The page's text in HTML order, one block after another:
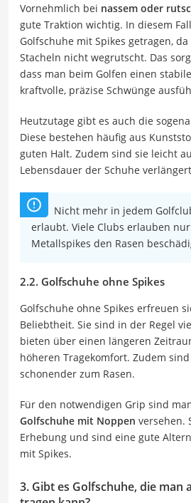
Vornehmlich bei nassem oder
gute Traktion wichtig. In diesem
Golfschuhe mit Spikes getragen,
Stacheln nicht wegrutscht. Das
dass man beim Golfen einen
kraftvolle, präzise Schwünge
Heutzutage gibt es auch die
Diese bestehen häufig aus
guten Halt. Zudem sind sie leicht
Lebensdauer der Schuhe
Nicht mehr in jedem
erlaubt. Viele Clubs erlauben
Metallspikes den Rasen
2.2. Golfschuhe ohne Spikes
Golfschuhe ohne Spikes erfreuen
Beliebtheit. Sie sind in der Regel
bieten über einen längeren
höheren Tragekomfort. Zudem
schonender zum Rasen.
Für den notwendigen Grip sind
Golfschuhe mit Noppen versehen.
Erhebung und sind eine gute
mit Spikes.
3. Gibt es Golfschuhe, die man